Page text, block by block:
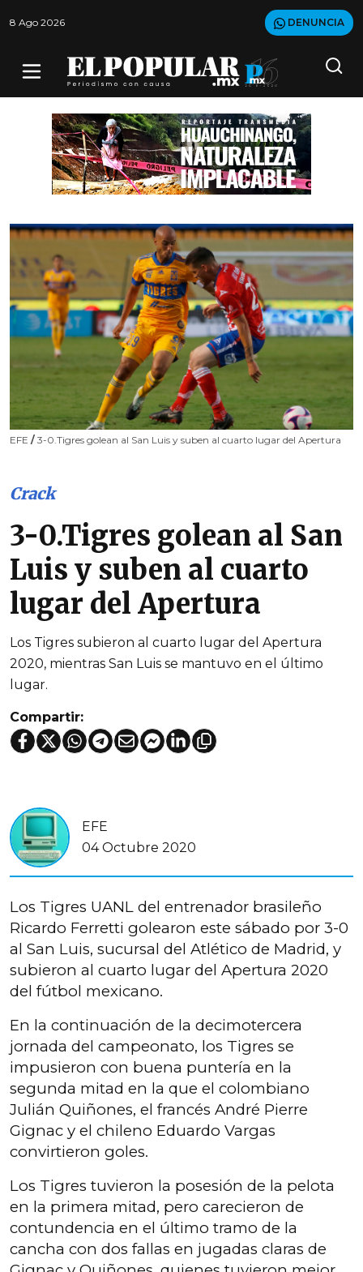
8 Ago 2026 DENUNCIA
EFE / 3-0.Tigres golean al San Luis y suben al cuarto lugar del Apertura
Crack
3-0.Tigres golean al San
Luis y suben al cuarto
lugar del Apertura
Los Tigres subieron al cuarto lugar del Apertura
2020, mientras San Luis se mantuvo en el último
lugar.
Compartir:
EFE
04 Octubre 2020
Los Tigres UANL del entrenador brasileño
Ricardo Ferretti golearon este sábado por 3-0
al San Luis, sucursal del Atlético de Madrid, y
subieron al cuarto lugar del Apertura 2020
del fútbol mexicano.
En la continuación de la decimotercera
jornada del campeonato, los Tigres se
impusieron con buena puntería en la
segunda mitad en la que el colombiano
Julián Quiñones, el francés André Pierre
Gignac y el chileno Eduardo Vargas
convirtieron goles.
Los Tigres tuvieron la posesión de la pelota
en la primera mitad, pero carecieron de
contundencia en el último tramo de la
cancha con dos fallas en jugadas claras de